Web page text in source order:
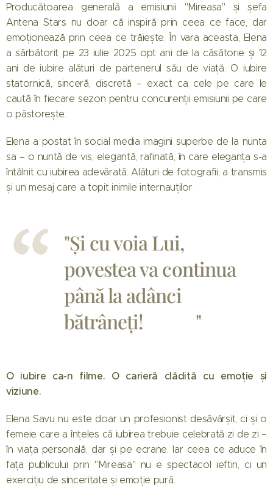
Producătoarea generală a emisiunii "Mireasa" și șefa
Antena Stars nu doar că inspiră prin ceea ce face, dar
emoționează prin ceea ce trăiește. În vara aceasta, Elena
a sărbătorit pe 23 iulie 2025 opt ani de la căsătorie și 12
ani de iubire alături de partenerul său de viață. O iubire
statornică, sinceră, discretă – exact ca cele pe care le
caută în fiecare sezon pentru concurenții emisiunii pe care
o păstorește.
Elena a postat în social media imagini superbe de la nunta
sa – o nuntă de vis, elegantă, rafinată, în care eleganța s-a
întâlnit cu iubirea adevărată. Alături de fotografii, a transmis
și un mesaj care a topit inimile internauților
"Și cu voia Lui,
povestea va continua
până la adânci
bătrâneți! 🙏❤️"
O iubire ca-n filme. O carieră clădită cu emoție și
viziune.
Elena Savu nu este doar un profesionist desăvârșit, ci și o
femeie care a înțeles că iubirea trebuie celebrată zi de zi –
în viața personală, dar și pe ecrane. Iar ceea ce aduce în
fața publicului prin "Mireasa" nu e spectacol ieftin, ci un
exercițiu de sinceritate și emoție pură.